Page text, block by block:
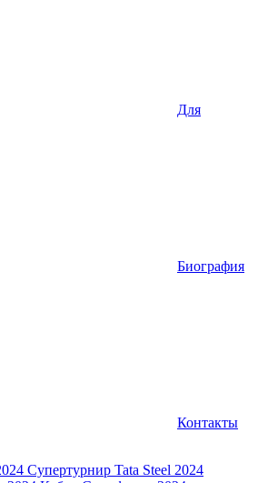
Для
Биография
Контакты
Супертурнир Tata Steel 2024